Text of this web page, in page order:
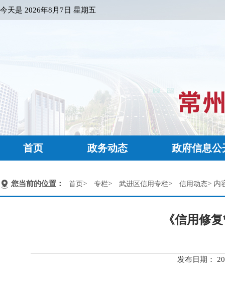
今天是 2026年8月7日 星期五
首页 政务动态 政府信息公
您当前的位置： 首页> 专栏> 武进区信用专栏> 信用动态> 内
《信用修
发布日期：